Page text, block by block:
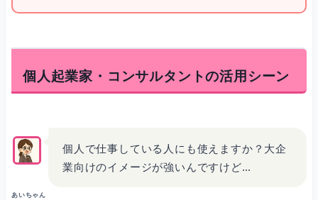
個人起業家・コンサルタントの活用シーン
あいちゃん
個人で仕事している人にも使えますか？大企
業向けのイメージが強いんですけど…